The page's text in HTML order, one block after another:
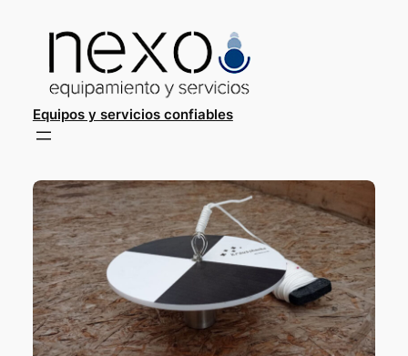
Equipos y servicios confiables